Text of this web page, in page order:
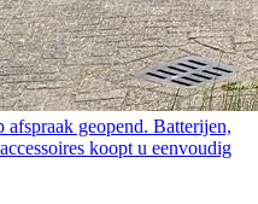
geopend. Batterijen,
koopt u eenvoudig